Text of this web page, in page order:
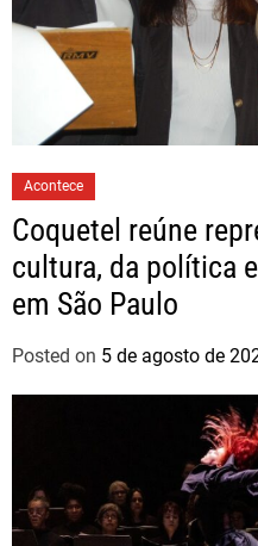
Acontece
Coquetel reúne
cultura, da política
em São Paulo
Posted on 5 de agosto de